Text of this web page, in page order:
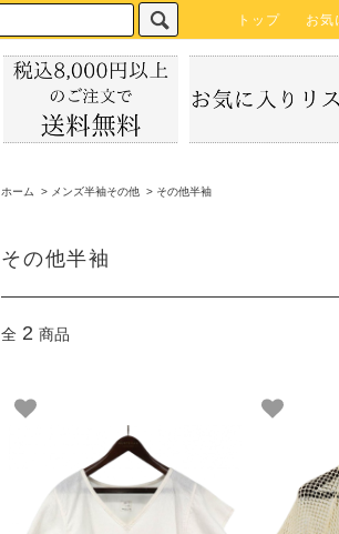
トップ お気
ホーム > メンズ半袖その他 > その他半袖
その他半袖
全 2 商品